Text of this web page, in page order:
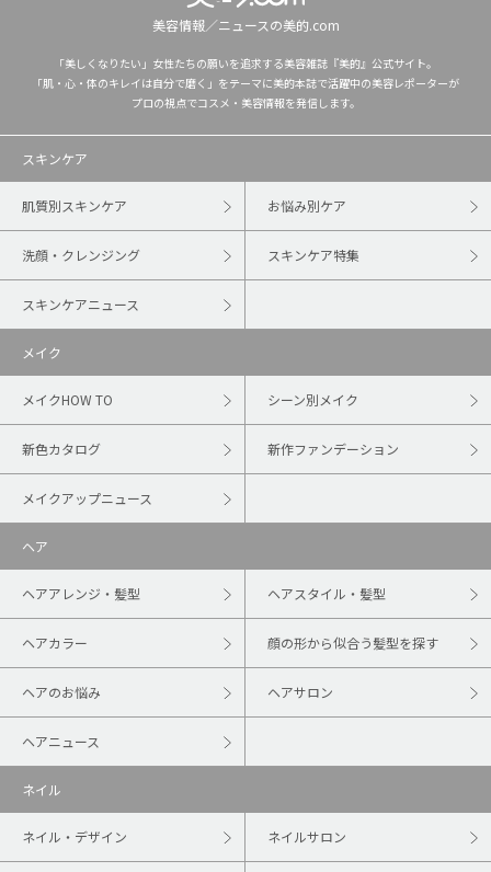
美容情報／ニュースの美的.com
「美しくなりたい」女性たちの願いを追求する美容雑誌『美的』公式サイト。
「肌・心・体のキレイは自分で磨く」をテーマに美的本誌で活躍中の美容レポーターが
プロの視点でコスメ・美容情報を発信します。
スキンケア
肌質別スキンケア お悩み別ケア
洗顔・クレンジング スキンケア特集
スキンケアニュース
メイク
メイクHOW TO シーン別メイク
新色カタログ 新作ファンデーション
メイクアップニュース
ヘア
ヘアアレンジ・髪型 ヘアスタイル・髪型
ヘアカラー 顔の形から似合う髪型を探す
ヘアのお悩み ヘアサロン
ヘアニュース
ネイル
ネイル・デザイン ネイルサロン